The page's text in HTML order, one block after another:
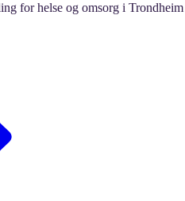
for helse og omsorg i Trondheim